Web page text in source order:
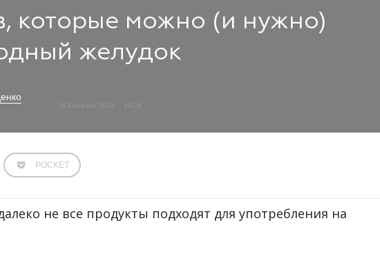
которые можно (и нужно)
желудок
16 Березня 2018 19:26
POCKET
не все продукты подходят для употребления на